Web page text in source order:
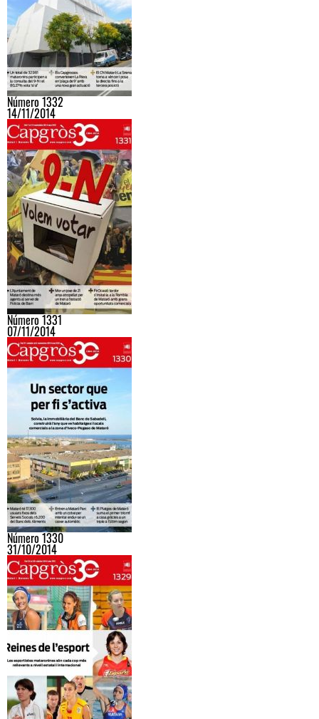
Número 1332
14/11/2014
Número 1331
07/11/2014
Número 1330
31/10/2014